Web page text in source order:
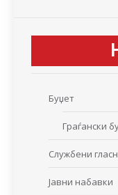
Буџет
Граѓански
Службени
Јавни набавки